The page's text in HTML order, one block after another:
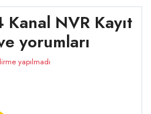
NVR Kayıt
yorumları
yapılmadı